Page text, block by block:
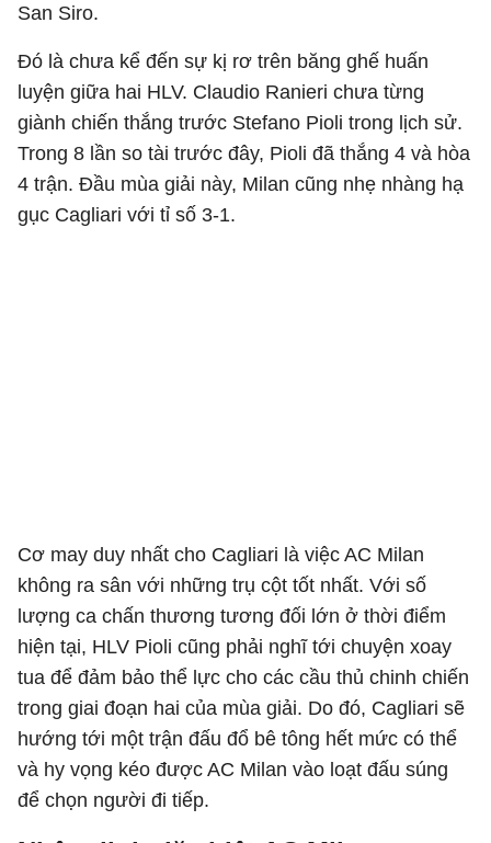
San Siro.
Đó là chưa kể đến sự kị rơ trên băng ghế huấn
luyện giữa hai HLV. Claudio Ranieri chưa từng
giành chiến thắng trước Stefano Pioli trong lịch sử.
Trong 8 lần so tài trước đây, Pioli đã thắng 4 và hòa
4 trận. Đầu mùa giải này, Milan cũng nhẹ nhàng hạ
gục Cagliari với tỉ số 3-1.
Cơ may duy nhất cho Cagliari là việc AC Milan
không ra sân với những trụ cột tốt nhất. Với số
lượng ca chấn thương tương đối lớn ở thời điểm
hiện tại, HLV Pioli cũng phải nghĩ tới chuyện xoay
tua để đảm bảo thể lực cho các cầu thủ chinh chiến
trong giai đoạn hai của mùa giải. Do đó, Cagliari sẽ
hướng tới một trận đấu đổ bê tông hết mức có thể
và hy vọng kéo được AC Milan vào loạt đấu súng
để chọn người đi tiếp.